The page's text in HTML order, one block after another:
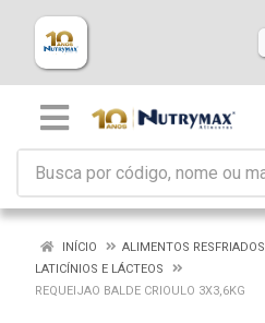
INÍCIO
ALIMENTOS RESFRIADOS
LATICÍNIOS E LÁCTEOS
REQUEIJAO BALDE CRIOULO 3X3,6KG